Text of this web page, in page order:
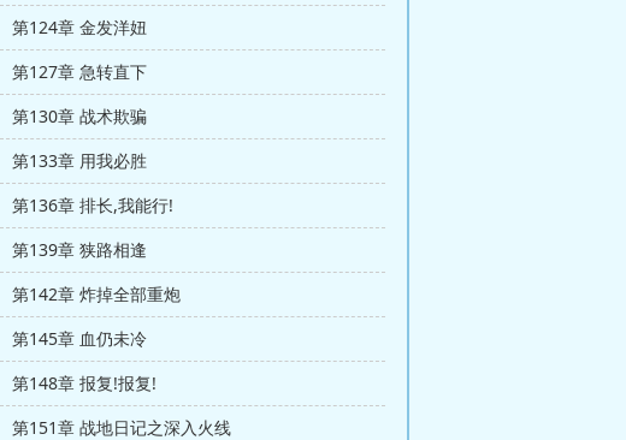
第124章 金发洋妞
第127章 急转直下
第130章 战术欺骗
第133章 用我必胜
第136章 排长,我能行!
第139章 狭路相逢
第142章 炸掉全部重炮
第145章 血仍未冷
第148章 报复!报复!
第151章 战地日记之深入火线